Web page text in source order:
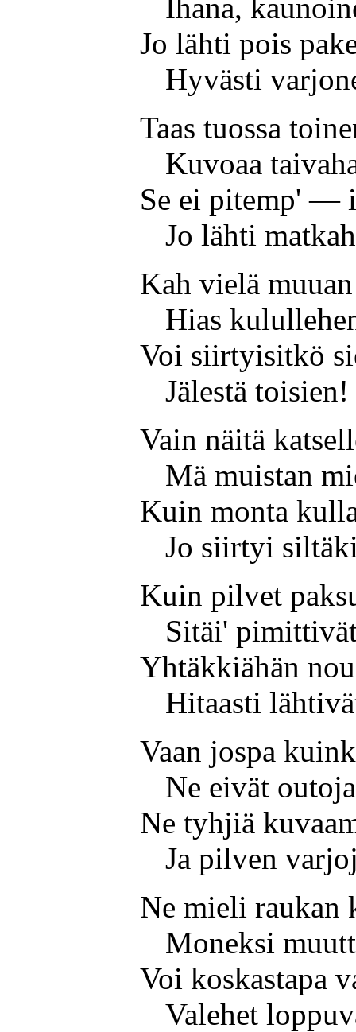
Ihana,
Jo lähti pois
Hyvästi
Taas tuossa
Kuvoaa
Se ei pitemp' —
Jo lähti
Kah vielä
Hias
Voi siirtyisitkö
Jälestä toisien!
Vain näitä
Mä muistan
Kuin monta
Jo siirtyi
Kuin pilvet
Sitäi'
Yhtäkkiähän
Hitaasti
Vaan jospa
Ne eivät
Ne tyhjiä
Ja pilven
Ne mieli raukan
Moneksi
Voi koskastapa
Valehet